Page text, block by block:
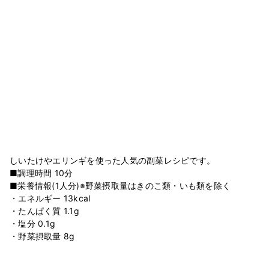
しいたけやエリンギを使った人気の副菜レシピです。
■調理時間 10分
■栄養情報(1人分)※野菜摂取量はきのこ類・いも類を除く
・エネルギー 13kcal
・たんぱく質 1.1g
・塩分 0.1g
・野菜摂取量 8g